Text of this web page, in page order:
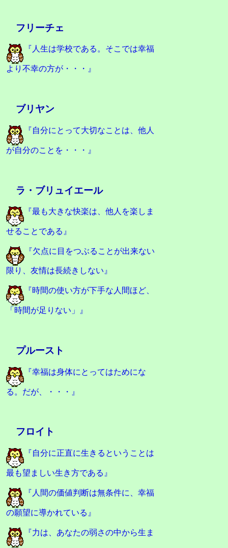
フリーチェ
『人生は学校である。そこでは幸福
より不幸の方が・・・』
ブリヤン
『自分にとって大切なことは、他人
が自分のことを・・・』
ラ・ブリュイエール
『最も大きな快楽は、他人を楽しま
せることである』
『欠点に目をつぶることが出来ない
限り、友情は長続きしない』
『時間の使い方が下手な人間ほど、
「時間が足りない」』
プルースト
『幸福は身体にとってはためにな
る。だが、・・・』
フロイト
『自分に正直に生きるということは
最も望ましい生き方である』
『人間の価値判断は無条件に、幸福
の願望に導かれている』
『力は、あなたの弱さの中から生ま